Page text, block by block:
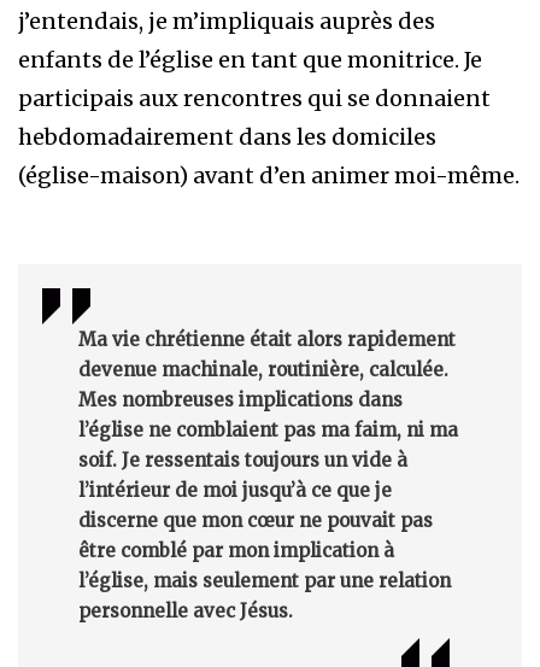
j’entendais, je m’impliquais auprès des
enfants de l’église en tant que monitrice. Je
participais aux rencontres qui se donnaient
hebdomadairement dans les domiciles
(église-maison) avant d’en animer moi-même.
Ma vie chrétienne était alors rapidement
devenue machinale, routinière, calculée.
Mes nombreuses implications dans
l’église ne comblaient pas ma faim, ni ma
soif. Je ressentais toujours un vide à
l’intérieur de moi jusqu’à ce que je
discerne que mon cœur ne pouvait pas
être comblé par mon implication à
l’église, mais seulement par une relation
personnelle avec Jésus.